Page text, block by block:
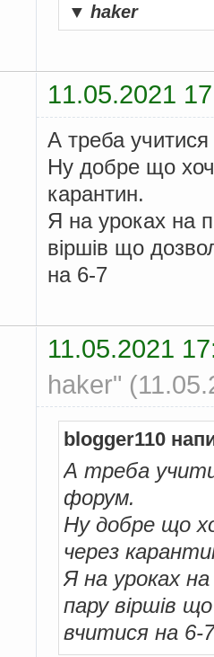
▼ haker
11.05.2021
А треба
Ну добре що
карантин.
Я на уроках на
віршів що
на 6-7
11.05.2021
haker"
blogger110
А треба
форум.
Ну добре що
через
Я на уроках
пару віршів
вчитися на 6-7